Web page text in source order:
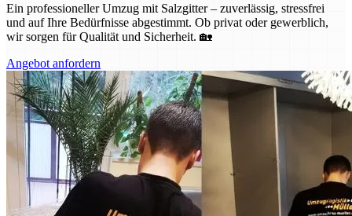
Ein professioneller Umzug mit Salzgitter – zuverlässig, stressfrei
und auf Ihre Bedürfnisse abgestimmt. Ob privat oder gewerblich,
wir sorgen für Qualität und Sicherheit. 🏡
Angebot anfordern